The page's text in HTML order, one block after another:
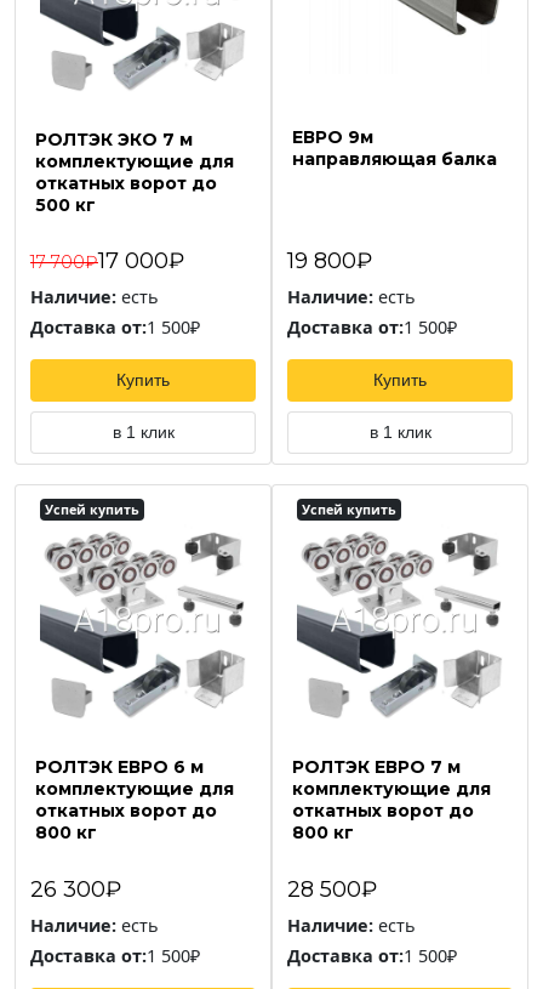
РОЛТЭК ЭКО 7 м
комплектующие для
откатных ворот до
500 кг
17 700₽17 000₽
Наличие: есть
Доставка от:1 500₽
Купить
в 1 клик
ЕВРО 9м
направляющая балка
19 800₽
Наличие: есть
Доставка от:1 500₽
Купить
в 1 клик
Успей купить
РОЛТЭК ЕВРО 6 м
комплектующие для
откатных ворот до
800 кг
26 300₽
Наличие: есть
Доставка от:1 500₽
Успей купить
РОЛТЭК ЕВРО 7 м
комплектующие для
откатных ворот до
800 кг
28 500₽
Наличие: есть
Доставка от:1 500₽